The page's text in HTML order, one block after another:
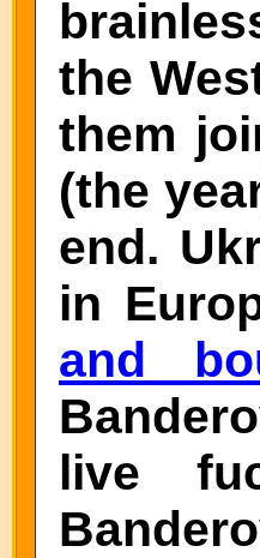
the
them
(the
end.
in
and
live